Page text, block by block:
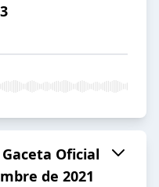
Oficial
de 2021